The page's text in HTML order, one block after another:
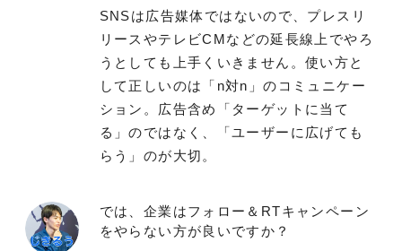
SNSは広告媒体ではないので、プレスリ
リースやテレビCMなどの延長線上でやろ
うとしても上手くいきません。使い方と
して正しいのは「n対n」のコミュニケー
ション。広告含め「ターゲットに当て
る」のではなく、「ユーザーに広げても
らう」のが大切。
では、企業はフォロー＆RTキャンペーン
をやらない方が良いですか？